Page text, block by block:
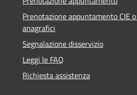
Prenotazione appuntamento CIE
anagrafici
Segnalazione disservizio
Leggi le FAQ
Richiesta assistenza